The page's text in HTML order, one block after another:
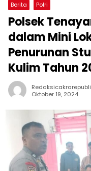
Berita Polri
Polsek
dalam Mini
Penurunan
Kulim Tahun
Oktober 19, 2024